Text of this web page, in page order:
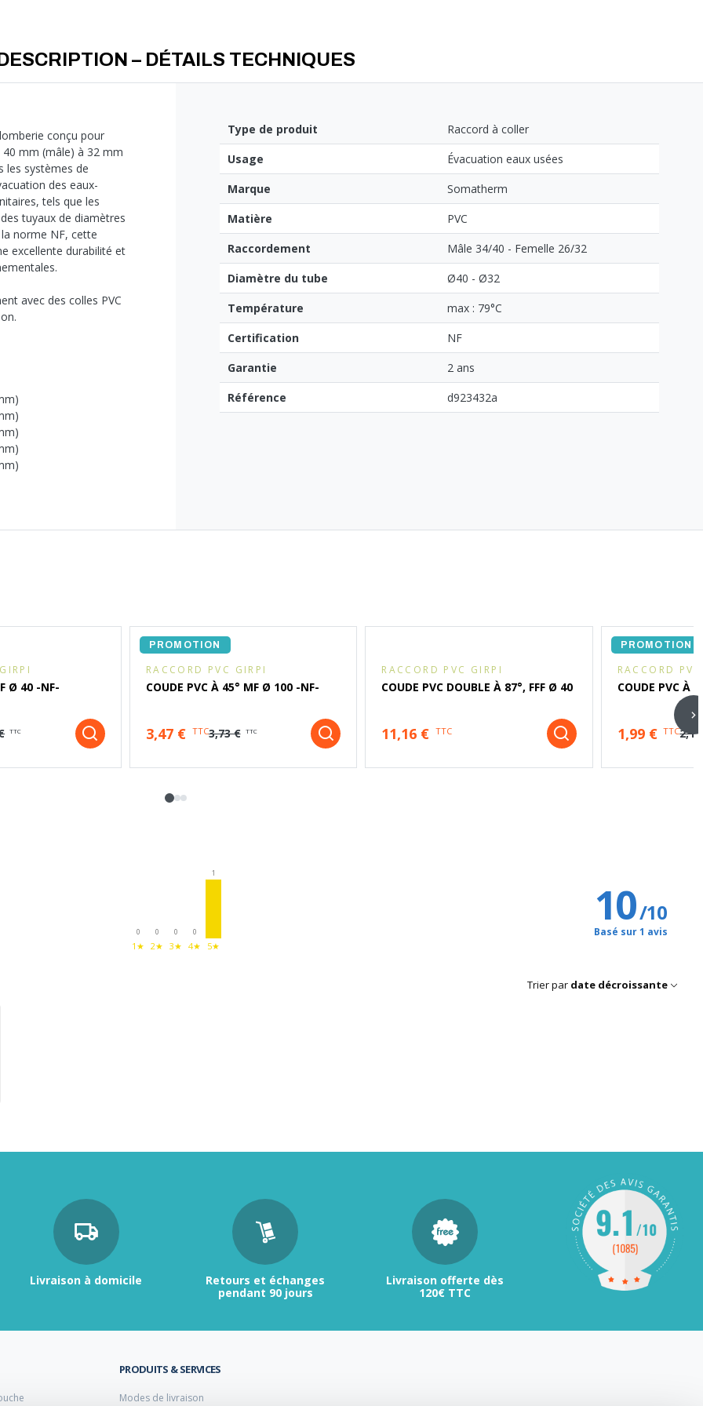
– DÉTAILS TECHNIQUES
conçu pour
mm (mâle) à 32 mm
les systèmes de
des eaux-
tels que les
tuyaux de diamètres
norme NF, cette
excellente durabilité et
avec des colles PVC
Type de produit
Raccord à coller
Usage
Évacuation eaux usées
Marque
Somatherm
Matière
PVC
Raccordement
Mâle 34/40 - Femelle 26/32
Diamètre du tube
Ø40 - Ø32
Température
max : 79°C
Certification
NF
Garantie
2 ans
Référence
d923432a
Ø 40 -NF-
TTC
PROMOTION
RACCORD PVC GIRPI
COUDE PVC À 45° MF Ø 100 -NF-
3,47 € TTC3,73 € TTC
RACCORD PVC GIRPI
COUDE PVC DOUBLE À 87°, FFF Ø 40
11,16 € TTC
PROMOTION
RACCORD
COUDE PVC À
1,99 € TTC
0
1★
0
2★
0
3★
0
4★
1
5★
10/10
Basé sur 1 avis
Trier par date décroissante
Livraison à domicile
Retours et échanges
pendant 90 jours
Livraison offerte dès
120€ TTC
PRODUITS & SERVICES
Modes de livraison